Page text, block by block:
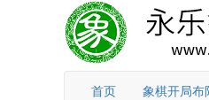
首页 象棋开局布